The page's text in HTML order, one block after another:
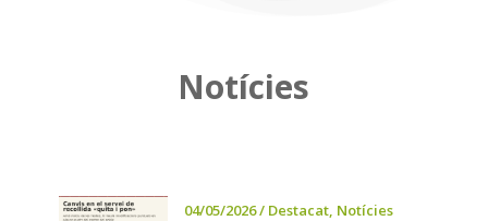
Notícies
04/05/2026/ Destacat, Notícies